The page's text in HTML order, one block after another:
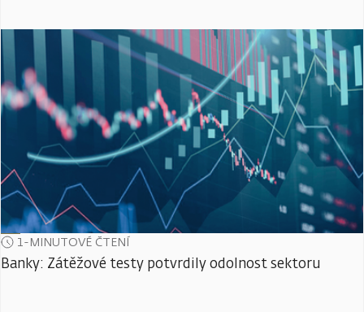
1-MINUTOVÉ ČTENÍ
Banky: Zátěžové testy potvrdily odolnost sektoru